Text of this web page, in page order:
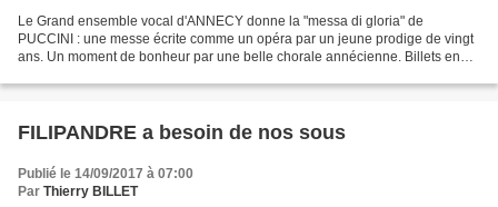
Le Grand ensemble vocal d'ANNECY donne la "messa di gloria" de
PUCCINI : une messe écrite comme un opéra par un jeune prodige de vingt
ans. Un moment de bonheur par une belle chorale annécienne. Billets en
FILIPANDRE a besoin de nos sous
Publié le 14/09/2017 à 07:00
Par Thierry BILLET